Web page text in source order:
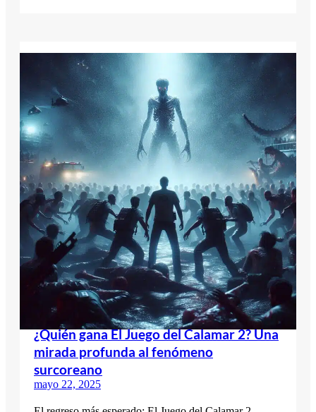
¿Quién gana El Juego del Calamar 2? Una
mirada profunda al fenómeno
surcoreano
mayo 22, 2025